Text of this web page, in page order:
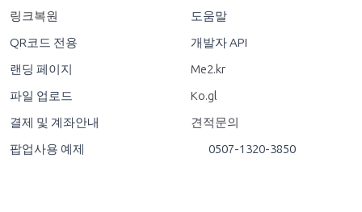
링크복원
QR코드 전용
랜딩 페이지
파일 업로드
결제 및 계좌안내
팝업사용 예제
도움말
개발자 API
Me2.kr
Ko.gl
견적문의
0507-1320-3850